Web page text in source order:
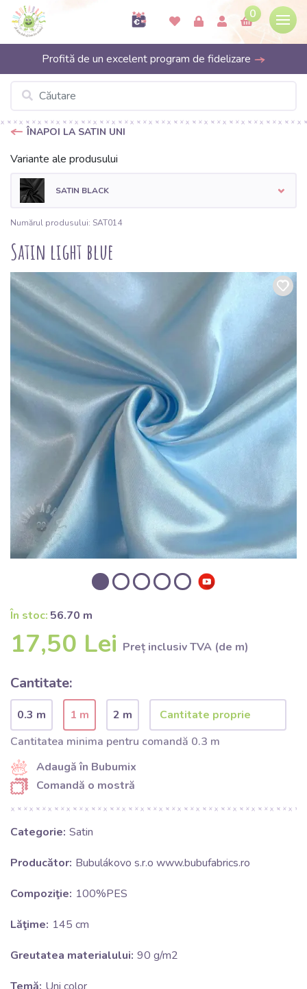
0
Profită de un excelent program de fidelizare
ÎNAPOI LA SATIN UNI
Variante ale produsului
SATIN BLACK
Numărul produsului: SAT014
Satin light blue
În stoc: 56.70 m
17,50 Lei Preț inclusiv TVA (de m)
Cantitate:
0.3 m 1 m
2 m
Cantitatea minima pentru comandă 0.3 m
Adaugă în Bubumix
Comandă o mostră
Categorie: Satin
Producător: Bubulákovo s.r.o www.bubufabrics.ro
Compoziţie: 100%PES
Lăţime: 145 cm
Greutatea materialului: 90 g/m2